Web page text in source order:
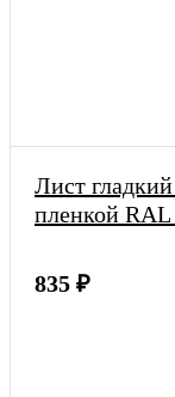
Лист
пленкой
835 ₽